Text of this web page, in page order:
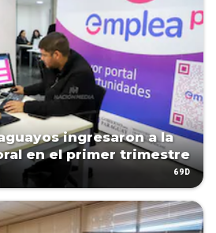
ingresaron a la
en el primer trimestre
69D